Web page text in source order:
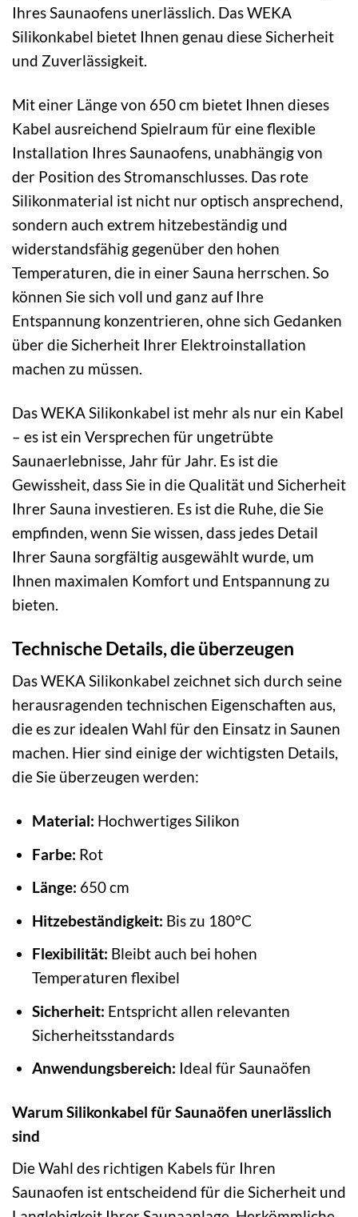
Ihres Saunaofens unerlässlich. Das WEKA
Silikonkabel bietet Ihnen genau diese Sicherheit
und Zuverlässigkeit.
Mit einer Länge von 650 cm bietet Ihnen dieses
Kabel ausreichend Spielraum für eine flexible
Installation Ihres Saunaofens, unabhängig von
der Position des Stromanschlusses. Das rote
Silikonmaterial ist nicht nur optisch ansprechend,
sondern auch extrem hitzebeständig und
widerstandsfähig gegenüber den hohen
Temperaturen, die in einer Sauna herrschen. So
können Sie sich voll und ganz auf Ihre
Entspannung konzentrieren, ohne sich Gedanken
über die Sicherheit Ihrer Elektroinstallation
machen zu müssen.
Das WEKA Silikonkabel ist mehr als nur ein Kabel
– es ist ein Versprechen für ungetrübte
Saunaerlebnisse, Jahr für Jahr. Es ist die
Gewissheit, dass Sie in die Qualität und Sicherheit
Ihrer Sauna investieren. Es ist die Ruhe, die Sie
empfinden, wenn Sie wissen, dass jedes Detail
Ihrer Sauna sorgfältig ausgewählt wurde, um
Ihnen maximalen Komfort und Entspannung zu
bieten.
Technische Details, die überzeugen
Das WEKA Silikonkabel zeichnet sich durch seine
herausragenden technischen Eigenschaften aus,
die es zur idealen Wahl für den Einsatz in Saunen
machen. Hier sind einige der wichtigsten Details,
die Sie überzeugen werden:
Material: Hochwertiges Silikon
Farbe: Rot
Länge: 650 cm
Hitzebeständigkeit: Bis zu 180°C
Flexibilität: Bleibt auch bei hohen
Temperaturen flexibel
Sicherheit: Entspricht allen relevanten
Sicherheitsstandards
Anwendungsbereich: Ideal für Saunaöfen
Warum Silikonkabel für Saunaöfen unerlässlich
sind
Die Wahl des richtigen Kabels für Ihren
Saunaofen ist entscheidend für die Sicherheit und